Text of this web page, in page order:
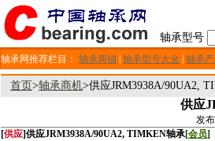
轴承型号
轴承网推荐栏目： 轴承商铺 轴承型号大全 轴承
首页>轴承商机>供应JRM3938A/90UA2,
供应
发
[供应]供应JRM3938A/90UA2, TIMKEN轴承[会员]